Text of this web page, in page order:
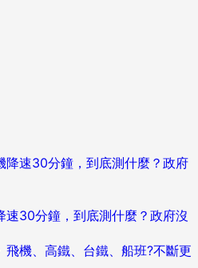
速30分鐘，到底測什麼？政府沒